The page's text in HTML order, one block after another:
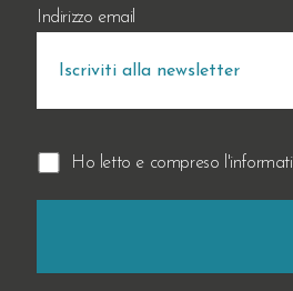
Indirizzo email
Ho letto e compreso